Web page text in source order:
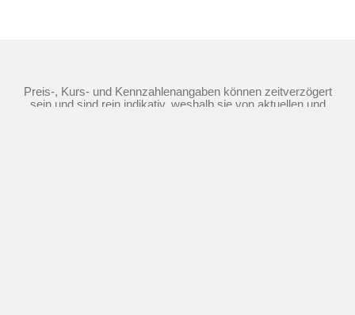
Preis-, Kurs- und Kennzahlenangaben können zeitverzögert
sein und sind rein indikativ, weshalb sie von aktuellen und